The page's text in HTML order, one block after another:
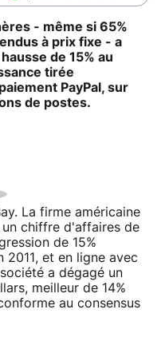
- même si 65%
à prix fixe - a
de 15% au
tirée
PayPal, sur
de postes.
La firme américaine
chiffre d'affaires de
de 15%
2011, et en ligne avec
a dégagé un
meilleur de 14%
au consensus